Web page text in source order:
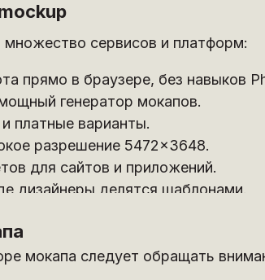
сервисов и платформ:
прямо в браузере, без навыков
генератор мокапов.
платные варианты.
разрешение 5472×3648.
для сайтов и приложений.
дизайнеры делятся шаблонами.
мокапа следует обращать